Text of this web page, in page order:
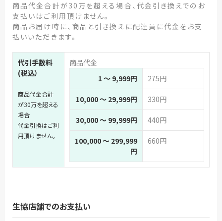
商品代金合計が30万を超える場合、代金引き換えでのお
支払いはご利用頂けません。
商品お届け時に、商品と引き換えに配達員に代金をお支
払いいただきます。
代引手数料
(税込）
商品代金合計
が30万を超える
場合
代金引換はご利
用頂けません。
商品代金
1 ～ 9,999円
275円
10,000 ～ 29,999円 330円
30,000 ～ 99,999円 440円
100,000 ～ 299,999
円
660円
生協店舗でのお支払い